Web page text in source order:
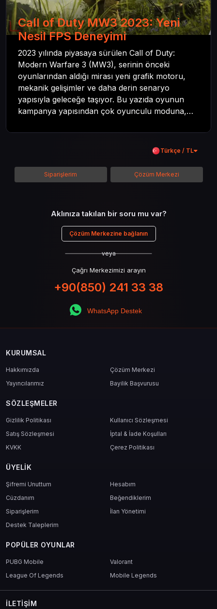
Call of Duty MW3 2023: Yeni
Nesil FPS Deneyimi
2023 yılında piyasaya sürülen Call of Duty:
Modern Warfare 3 (MW3), serinin önceki
oyunlarından aldığı mirası yeni grafik motoru,
mekanik gelişimler ve daha derin senaryo
yapısıyla geleceğe taşıyor. Bu yazıda oyunun
kampanya yapısından çok oyunculu moduna,
kadar her şeyi kapsamaya çalışacaktır. Tüm
içeriği boyunca Call of Duty evreninin
detaylarına inilecek ve steam hediye kartı
kullanımının avantajlarından da bahsedilecektir.
Türkçe / TL
Siparişlerim Çözüm Merkezi
Aklınıza takılan bir soru mu var?
Çözüm Merkezine bağlanın
veya
Çağrı Merkezimizi arayın
+90(850) 241 33 38
WhatsApp Destek
KURUMSAL
Hakkımızda
Çözüm Merkezi
Yayıncılarımız
Bayilik Başvurusu
SÖZLEŞMELER
Gizlilik Politikası
Kullanıcı Sözleşmesi
Satış Sözleşmesi
İptal & İade Koşulları
KVKK
Çerez Politikası
ÜYELIK
Şifremi Unuttum
Hesabım
Cüzdanım
Beğendiklerim
Siparişlerim
İlan Yönetimi
Destek Taleplerim
POPÜLER OYUNLAR
PUBG Mobile
Valorant
League Of Legends
Mobile Legends
İLETIŞIM